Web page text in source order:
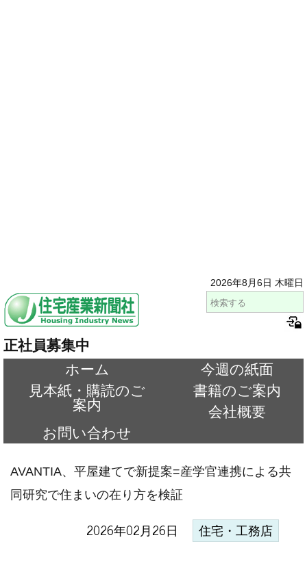
2026年8月6日 木曜日
正社員募集中
ホーム
今週の紙面
見本紙・購読のご
案内
書籍のご案内
会社概要
お問い合わせ
AVANTIA、平屋建てで新提案=産学官連携による共
同研究で住まいの在り方を検証
2026年02月26日 住宅・工務店